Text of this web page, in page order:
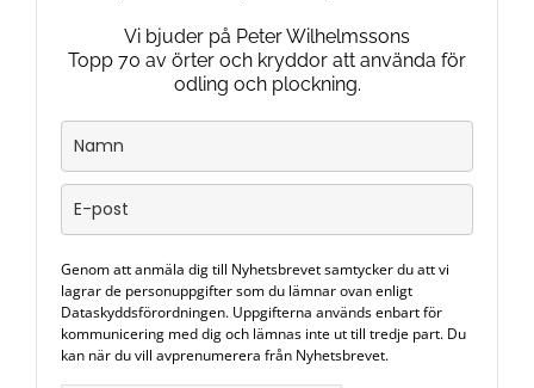
Vi bjuder på Peter Wilhelmssons
Topp 70 av örter och kryddor att använda för
odling och plockning.
Genom att anmäla dig till Nyhetsbrevet samtycker du att vi
lagrar de personuppgifter som du lämnar ovan enligt
Dataskyddsförordningen. Uppgifterna används enbart för
kommunicering med dig och lämnas inte ut till tredje part. Du
kan när du vill avprenumerera från Nyhetsbrevet.